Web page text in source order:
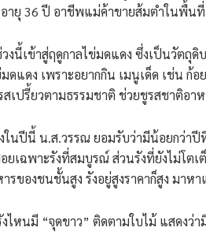
ายุ 36 ปี อาชีพแม่ค้าขายส้มตำในพื้นที่
งนี้เข้าสู่ฤดูกาลไข่มดแดง ซึ่งเป็นวัตถุดิ
แดง เพราะอยากกิน เมนูเด็ด เช่น ก้
เปรี้ยวตามธรรมชาติ ช่วยชูรสชาติอาห
ในปีนี้ น.ส.วรรณ ยอมรับว่ามีน้อยกว่า
อยเฉพาะรังที่สมบูรณ์ ส่วนรังที่ยังไม่โต
ารของชนชั้นสูง รังอยู่สูงราคาก็สูง มา
งไหนมี “จุดขาว” ติดตามใบไม้ แสดงว่